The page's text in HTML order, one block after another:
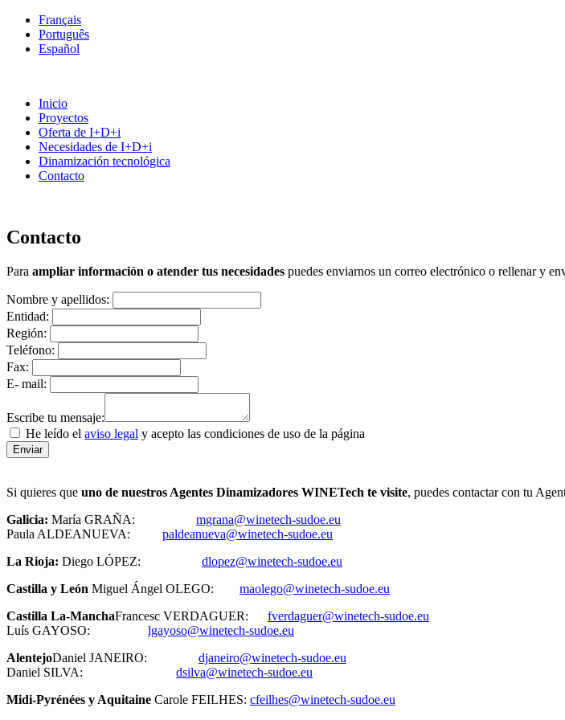
Français
Português
Español
Inicio
Proyectos
Oferta de I+D+i
Necesidades de I+D+i
Dinamización tecnológica
Contacto
Contacto
Para ampliar información o atender tus necesidades puedes enviarnos un correo electrónico o rellenar y
Nombre y apellidos:
Entidad:
Región:
Teléfono:
Fax:
E- mail:
Escribe tu mensaje:
He leído el aviso legal y acepto las condiciones de uso de la página
Si quieres que uno de nuestros Agentes Dinamizadores WINETech te visite, puedes contactar con tu
Galicia: María GRAÑA: mgrana@winetech-sudoe.eu
Paula ALDEANUEVA: paldeanueva@winetech-sudoe.eu
La Rioja: Diego LÓPEZ: dlopez@winetech-sudoe.eu
Castilla y León Miguel Ángel OLEGO: maolego@winetech-sudoe.eu
Castilla La-ManchaFrancesc VERDAGUER: fverdaguer@winetech-sudoe.eu
Luís GAYOSO: lgayoso@winetech-sudoe.eu
AlentejoDaniel JANEIRO: djaneiro@winetech-sudoe.eu
Daniel SILVA: dsilva@winetech-sudoe.eu
Midi-Pyrénées y Aquitaine Carole FEILHES: cfeilhes@winetech-sudoe.eu